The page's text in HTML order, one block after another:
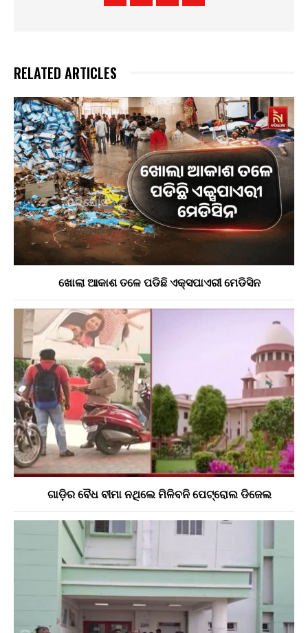
RELATED ARTICLES
ଖୋଲା ଆକାଶ ତଳେ ପଡିଛି ଏକ୍ସପାଏରୀ ମେଡିସିନ
ଗାଡ଼ିର ବୈଧ ବୀମା ନଥିଲେ ମିଳିବନି ପେଟ୍ରୋଲ ଡିଜେଲ